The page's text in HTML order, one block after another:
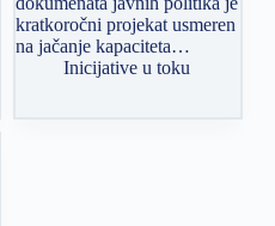
kratkoročni projekat usmeren
na jačanje kapaciteta…
Inicijative u toku